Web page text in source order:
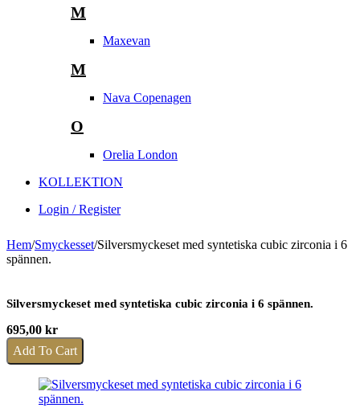
M
Maxevan
M
Nava Copenagen
O
Orelia London
KOLLEKTION
Login / Register
Hem/Smyckesset/Silversmyckeset med syntetiska cubic zirconia i 6
spännen.
Silversmyckeset med syntetiska cubic zirconia i 6 spännen.
695,00 kr
Add To Cart